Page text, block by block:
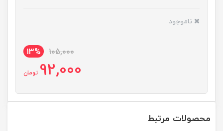
ناموجود
105,000
13%
92,000 تومان
محصولات مرتبط